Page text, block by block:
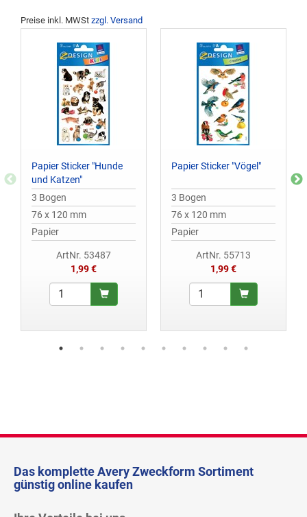
Preise inkl. MWSt zzgl. Versand
Papier Sticker "Hunde
und Katzen"
3 Bogen
76 x 120 mm
Papier
ArtNr. 53487
1,99 €
Papier Sticker "Vögel"
3 Bogen
76 x 120 mm
Papier
ArtNr. 55713
1,99 €
Das komplette Avery Zweckform Sortiment
günstig online kaufen